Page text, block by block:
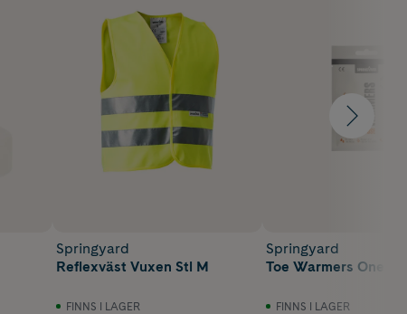
Springyard
Reflexväst Vuxen Stl M
FINNS I LAGER
Springyard
Toe Warmers One
FINNS I LAGER